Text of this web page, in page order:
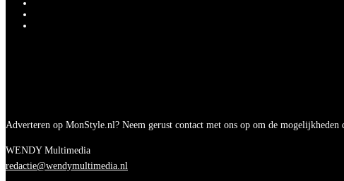
Adverteren op MonStyle.nl? Neem gerust contact met ons op om de mogelijkheden
WENDY Multimedia
redactie@wendymultimedia.nl